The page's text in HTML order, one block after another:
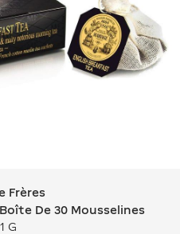
Breakfast
Frères
De 30 Mousselines
G